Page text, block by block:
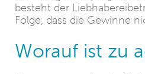
besteht der
Folge, dass die Gewinne
Worauf ist zu